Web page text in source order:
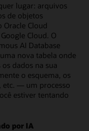
lugar: arquivos
de objetos
Oracle Cloud
Cloud. O
AI Database
nova tabela onde
dados na sua
o esquema, os
etc. — um processo
estiver tentando
por IA